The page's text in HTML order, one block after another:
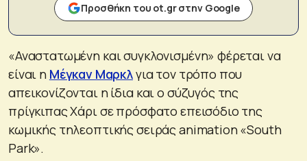
Προσθήκη του ot.gr στην Google
«Αναστατωμένη και συγκλονισμένη» φέρεται να
είναι η Μέγκαν Μαρκλγια τον τρόπο που
απεικονίζονται η ίδια και ο σύζυγός της
πρίγκιπας Χάρι σε πρόσφατο επεισόδιο της
κωμικής τηλεοπτικής σειράς animation «South
Park».